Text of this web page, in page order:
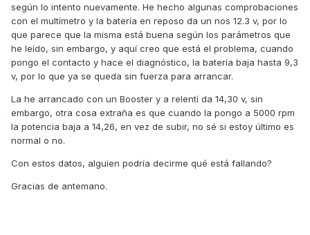
según lo intento nuevamente. He hecho algunas comprobaciones
con el multímetro y la batería en reposo da un nos 12.3 v, por lo
que parece que la misma está buena según los parámetros que
he leído, sin embargo, y aquí creo que está el problema, cuando
pongo el contacto y hace el diagnóstico, la batería baja hasta 9,3
v, por lo que ya se queda sin fuerza para arrancar.
La he arrancado con un Booster y a relentí da 14,30 v, sin
embargo, otra cosa extraña es que cuando la pongo a 5000 rpm
la potencia baja a 14,26, en vez de subir, no sé si estoy último es
normal o no.
Con estos datos, alguien podría decirme qué está fallando?
Gracias de antemano.